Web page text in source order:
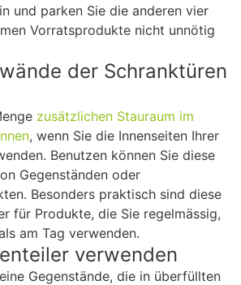
und parken Sie die anderen vier
Vorratsprodukte nicht unnötig
der Schranktüren
zusätzlichen Stauraum im
, wenn Sie die Innenseiten Ihrer
Benutzen können Sie diese
Gegenständen oder
Besonders praktisch sind diese
für Produkte, die Sie regelmässig,
am Tag verwenden.
verwenden
Gegenstände, die in überfüllten